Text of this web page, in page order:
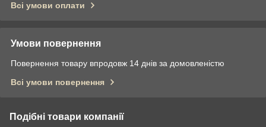
Всі умови оплати
Умови повернення
Повернення товару впродовж 14 днів за домовленістю
Всі умови повернення
Подібні товари компанії